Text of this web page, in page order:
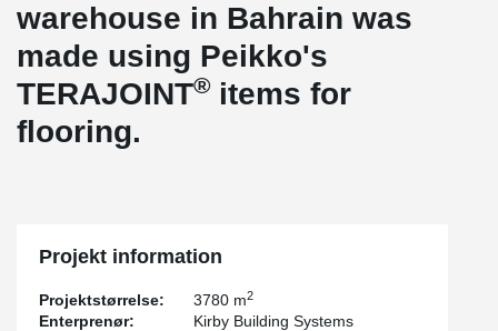
warehouse in Bahrain was
made using Peikko's
TERAJOINT® items for
flooring.
Projekt information
Projektstørrelse: 3780 m2
Enterprenør:
Kirby Building Systems